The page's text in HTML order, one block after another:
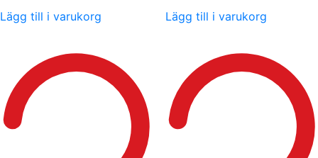
Lägg till i varukorg Lägg till i varukorg